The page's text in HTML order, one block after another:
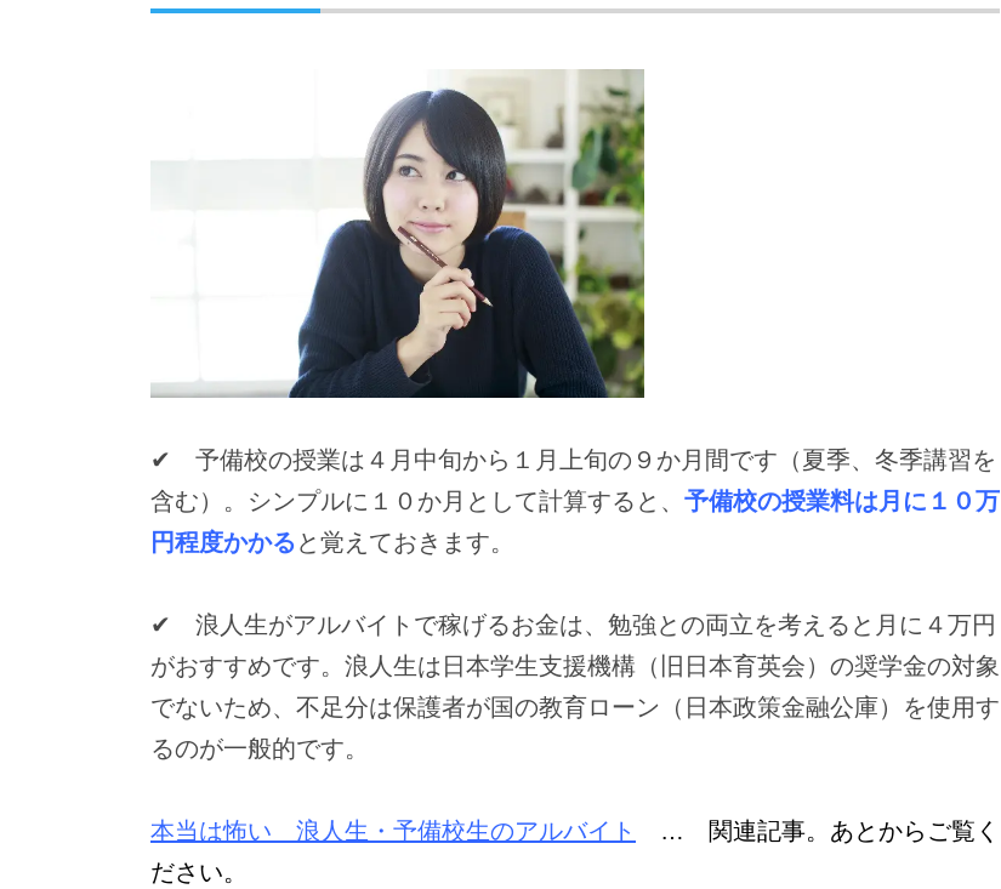
✔ 予備校の授業は４月中旬から１月上旬の９か月間です（夏季、冬季講習を
含む）。シンプルに１０か月として計算すると、 予備校の授業料は月に１０万
円程度かかる と覚えておきます。
✔ 浪人生がアルバイトで稼げるお金は、勉強との両立を考えると月に４万円
がおすすめです。浪人生は日本学生支援機構（旧日本育英会）の奨学金の対象
でないため、不足分は保護者が国の教育ローン（日本政策金融公庫）を使用す
るのが一般的です。
本当は怖い 浪人生・予備校生のアルバイト
… 関連記事。あとからご覧く
ださい。